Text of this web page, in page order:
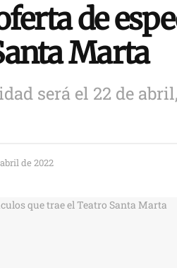
de
Marta
será el 22 de
de 2022